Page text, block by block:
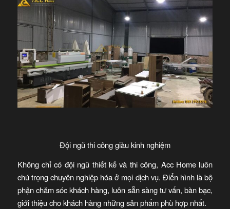
Đội ngũ thi công giàu kinh nghiệm
Không chỉ có đội ngũ thiết kế và thi công, Acc Home luôn
chú trọng chuyên nghiệp hóa ở mọi dịch vụ. Điển hình là bộ
phận chăm sóc khách hàng, luôn sẵn sàng tư vấn, bàn bạc,
giới thiệu cho khách hàng những sản phẩm phù hợp nhất.